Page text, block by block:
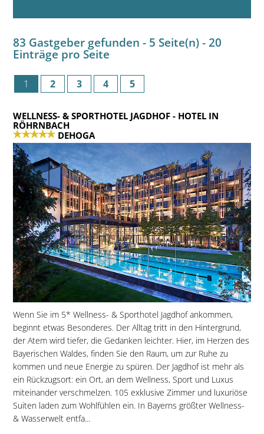
83 Gastgeber gefunden - 5 Seite(n) - 20
Einträge pro Seite
1 2 3 4 5
WELLNESS- & SPORTHOTEL JAGDHOF- HOTEL IN
RÖHRNBACH
DEHOGA
Wenn Sie im 5* Wellness- & Sporthotel Jagdhof ankommen,
beginnt etwas Besonderes. Der Alltag tritt in den Hintergrund,
der Atem wird tiefer, die Gedanken leichter. Hier, im Herzen des
Bayerischen Waldes, finden Sie den Raum, um zur Ruhe zu
kommen und neue Energie zu spüren. Der Jagdhof ist mehr als
ein Rückzugsort: ein Ort, an dem Wellness, Sport und Luxus
miteinander verschmelzen. 105 exklusive Zimmer und luxuriöse
Suiten laden zum Wohlfühlen ein. In Bayerns größter Wellness-
& Wasserwelt entfa...